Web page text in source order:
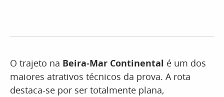
O trajeto na Beira-Mar Continental é um dos
maiores atrativos técnicos da prova. A rota
destaca-se por ser totalmente plana,